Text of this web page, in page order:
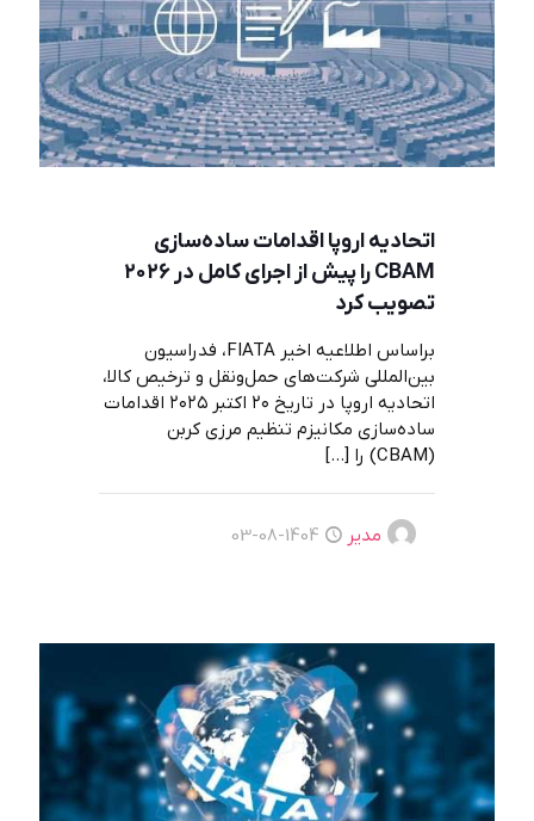
اتحادیه اروپا اقدامات ساده‌سازی
CBAM را پیش از اجرای کامل در ۲۰۲۶
تصویب کرد
براساس اطلاعیه اخیر FIATA، فدراسیون
بین‌المللی شرکت‌های حمل‌ونقل و ترخیص کالا،
اتحادیه اروپا در تاریخ ۲۰ اکتبر ۲۰۲۵ اقدامات
ساده‌سازی مکانیزم تنظیم مرزی کربن
(CBAM) را
[…]
مدیر 1404-08-03